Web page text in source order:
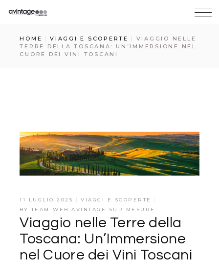
HOME VIAGGI E SCOPERTE
VIAGGIO NELLE
TERRE DELLA TOSCANA: UN’IMMERSIONE NEL
CUORE DEI VINI TOSCANI
11 LUGLIO 2025
VIAGGI E SCOPERTE
BYTEAM-WEB AVINTAGE SUR MESURE
Viaggio nelle Terre della
Toscana: Un’Immersione
nel Cuore dei Vini Toscani